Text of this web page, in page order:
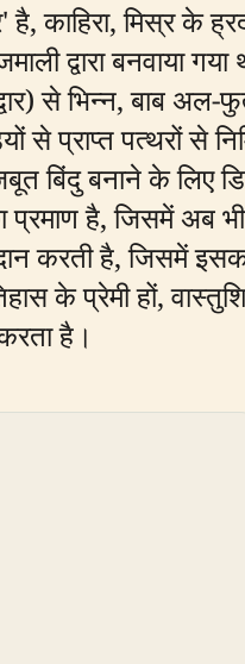
काहिरा, मिस्र के
द्वारा बनवाया
से भिन्न, बाब
से प्राप्त पत्थरों से
बिंदु बनाने के लिए
है, जिसमें अब
करती है, जिसमें
के प्रेमी हों,
है।